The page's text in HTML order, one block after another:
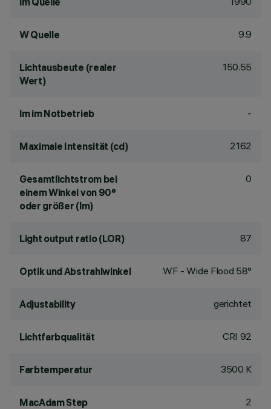
W Quelle 9.9
Lichtausbeute (realer
Wert)
150.55
lm im Notbetrieb -
Maximale Intensität (cd) 2162
Gesamtlichtstrom bei
einem Winkel von 90°
oder größer (lm)
0
Light output ratio (LOR) 87
Optik und Abstrahlwinkel WF - Wide Flood 58°
Adjustability gerichtet
Lichtfarbqualität CRI 92
Farbtemperatur 3500 K
MacAdam Step 2